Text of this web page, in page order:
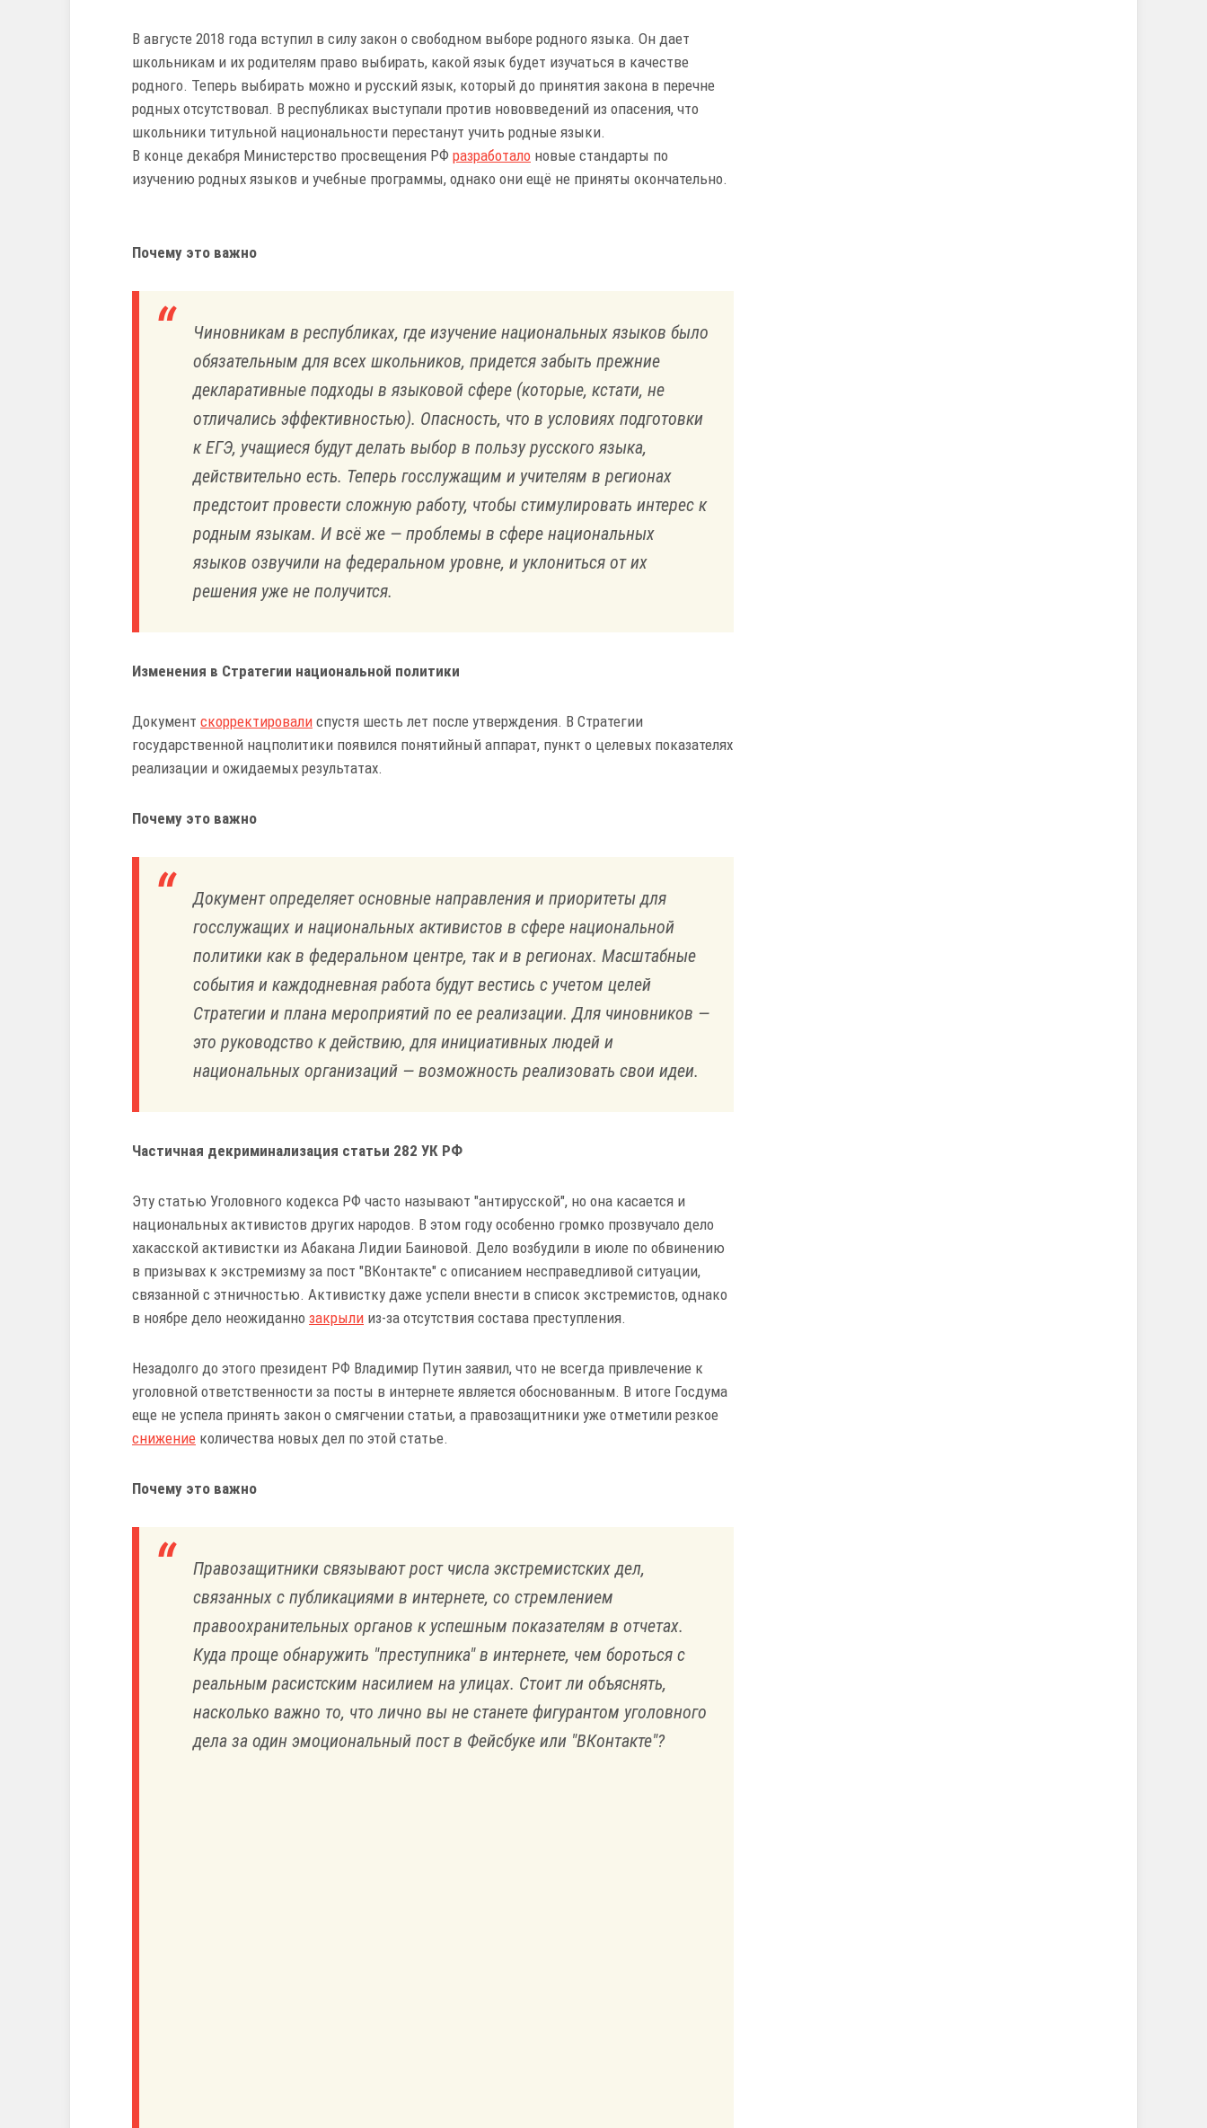
В августе 2018 года вступил в силу закон о свободном выборе родного языка. Он дает
школьникам и их родителям право выбирать, какой язык будет изучаться в качестве
родного. Теперь выбирать можно и русский язык, который до принятия закона в перечне
родных отсутствовал. В республиках выступали против нововведений из опасения, что
школьники титульной национальности перестанут учить родные языки.
В конце декабря Министерство просвещения РФ разработало новые стандарты по
изучению родных языков и учебные программы, однако они ещё не приняты окончательно.
Почему это важно
Чиновникам в республиках, где изучение национальных языков было
обязательным для всех школьников, придется забыть прежние
декларативные подходы в языковой сфере (которые, кстати, не
отличались эффективностью). Опасность, что в условиях подготовки
к ЕГЭ, учащиеся будут делать выбор в пользу русского языка,
действительно есть. Теперь госслужащим и учителям в регионах
предстоит провести сложную работу, чтобы стимулировать интерес к
родным языкам. И всё же — проблемы в сфере национальных
языков озвучили на федеральном уровне, и уклониться от их
решения уже не получится.
Изменения в Стратегии национальной политики
Документ скорректировали спустя шесть лет после утверждения. В Стратегии
государственной нацполитики появился понятийный аппарат, пункт о целевых показателях
реализации и ожидаемых результатах.
Почему это важно
Документ определяет основные направления и приоритеты для
госслужащих и национальных активистов в сфере национальной
политики как в федеральном центре, так и в регионах. Масштабные
события и каждодневная работа будут вестись с учетом целей
Стратегии и плана мероприятий по ее реализации. Для чиновников —
это руководство к действию, для инициативных людей и
национальных организаций — возможность реализовать свои идеи.
Частичная декриминализация статьи 282 УК РФ
Эту статью Уголовного кодекса РФ часто называют "антирусской", но она касается и
национальных активистов других народов. В этом году особенно громко прозвучало дело
хакасской активистки из Абакана Лидии Баиновой. Дело возбудили в июле по обвинению
в призывах к экстремизму за пост "ВКонтакте" с описанием несправедливой ситуации,
связанной с этничностью. Активистку даже успели внести в список экстремистов, однако
в ноябре дело неожиданно закрыли из-за отсутствия состава преступления.
Незадолго до этого президент РФ Владимир Путин заявил, что не всегда привлечение к
уголовной ответственности за посты в интернете является обоснованным. В итоге Госдума
еще не успела принять закон о смягчении статьи, а правозащитники уже отметили резкое
снижение количества новых дел по этой статье.
Почему это важно
Правозащитники связывают рост числа экстремистских дел,
связанных с публикациями в интернете, со стремлением
правоохранительных органов к успешным показателям в отчетах.
Куда проще обнаружить "преступника" в интернете, чем бороться с
реальным расистским насилием на улицах. Стоит ли объяснять,
насколько важно то, что лично вы не станете фигурантом уголовного
дела за один эмоциональный пост в Фейсбуке или "ВКонтакте"?